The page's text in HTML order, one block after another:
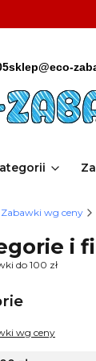
sklep@eco-
Zabawki wg ceny
i
do 100 zł
wg ceny